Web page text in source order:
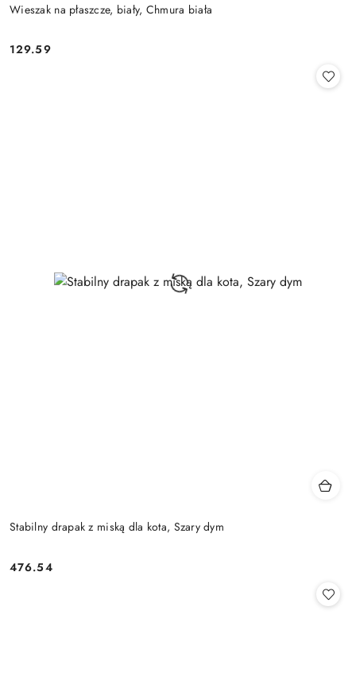
Wieszak na płaszcze, biały, Chmura biała
Cena:
129.59
Stabilny drapak z miską dla kota, Szary dym
Cena:
476.54